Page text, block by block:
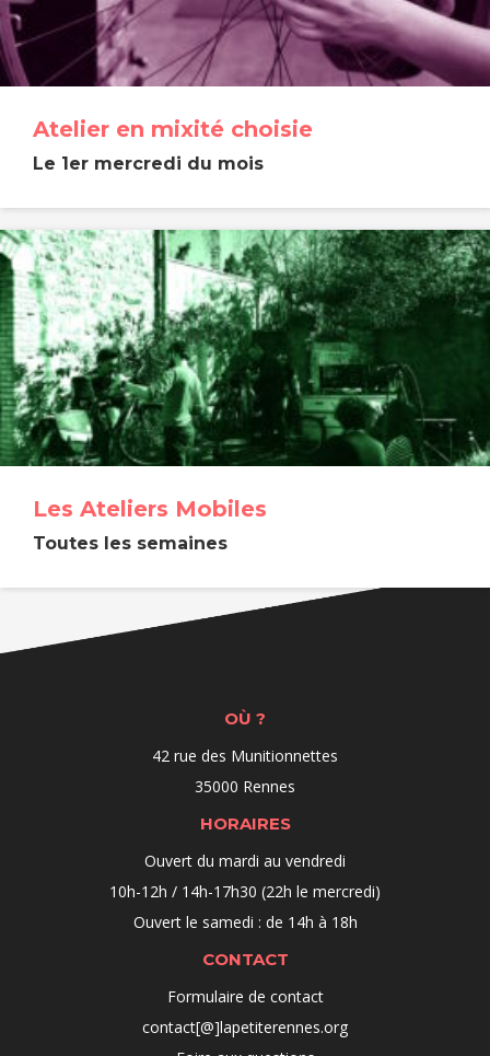
Atelier en mixité choisie
Le 1er mercredi du mois
Les Ateliers Mobiles
Toutes les semaines
OÙ ?
42 rue des Munitionnettes
35000 Rennes
HORAIRES
Ouvert du mardi au vendredi
10h-12h / 14h-17h30 (22h le mercredi)
Ouvert le samedi : de 14h à 18h
CONTACT
Formulaire de contact
contact[@]lapetiterennes.org